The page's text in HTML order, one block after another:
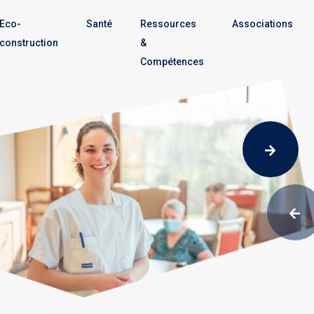
Eco-
construction
Santé
Ressources
&
Compétences
Associations